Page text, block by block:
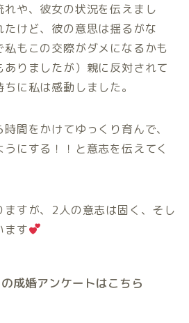
や、彼女の状況を伝えまし
けど、彼の意思は揺るがな
もこの交際がダメになるかも
ありましたが）親に反対されて
に私は感動しました。
間をかけてゆっくり育んで、
にする！！と意志を伝えてく
ますが、2人の意志は固く、そし
ます
成婚アンケートはこちら